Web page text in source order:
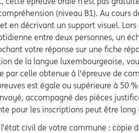
(niveau B1). Au cours
décrivant un support visuel. Lors
entre deux personnes, un
votre réponse sur une fiche
de la langue luxembourgeoise,
par celle obtenue à l'épreuve de
est égale ou supérieure à 50
accompagné des pièces
pour les inscriptions peut être long
civil de votre commune : copie